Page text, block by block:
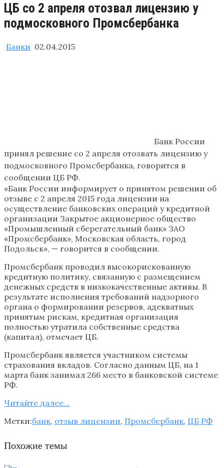
ЦБ со 2 апреля отозвал лицензию у
подмосковного Промсбербанка
Банки 02.04.2015
Банк России
принял решение со 2 апреля отозвать лицензию у
подмосковного Промсбербанка, говорится в
сообщении ЦБ РФ.
«Банк России информирует о принятом решении об
отзыве с 2 апреля 2015 года лицензии на
осуществление банковских операций у кредитной
организации Закрытое акционерное общество
«Промышленный сберегательный банк» ЗАО
«Промсбербанк», Московская область, город
Подольск», — говорится в сообщении.
Промсбербанк проводил высокорискованную
кредитную политику, связанную с размещением
денежных средств в низкокачественные активы. В
результате исполнения требований надзорного
органа о формировании резервов, адекватных
принятым рискам, кредитная организация
полностью утратила собственные средства
(капитал), отмечает ЦБ.
Промсбербанк является участником системы
страхования вкладов. Согласно данным ЦБ, на 1
марта банк занимал 266 место в банковской системе
РФ.
Читайте далее…
Метки:банк, отзыв лицензии, Промсбербанк, ЦБ РФ
Похожие темы